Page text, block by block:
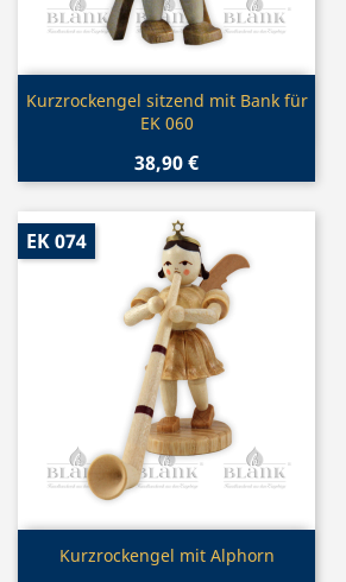
Vorschau
Kurzrockengel sitzend mit Bank für
EK 060
38,90 €
Vorschau
Kurzrockengel mit Alphorn
EK 074